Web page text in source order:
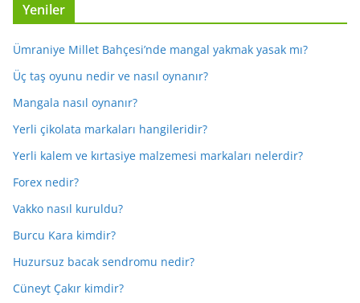
Yeniler
Ümraniye Millet Bahçesi’nde mangal yakmak yasak mı?
Üç taş oyunu nedir ve nasıl oynanır?
Mangala nasıl oynanır?
Yerli çikolata markaları hangileridir?
Yerli kalem ve kırtasiye malzemesi markaları nelerdir?
Forex nedir?
Vakko nasıl kuruldu?
Burcu Kara kimdir?
Huzursuz bacak sendromu nedir?
Cüneyt Çakır kimdir?